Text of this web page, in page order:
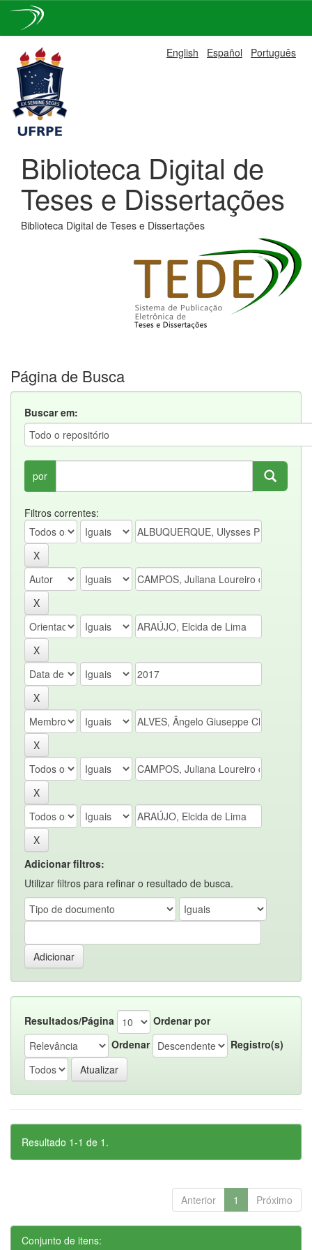
navigation
English Español Português
Biblioteca Digital de
Teses e Dissertações
Biblioteca Digital de Teses e Dissertações
Página de Busca
Buscar em:
por
Filtros correntes:
Adicionar filtros:
Utilizar filtros para refinar o resultado de busca.
Resultados/Página
Ordenar por
Ordenar
Registro(s)
Resultado 1-1 de 1.
Anterior 1 Próximo
Conjunto de itens: